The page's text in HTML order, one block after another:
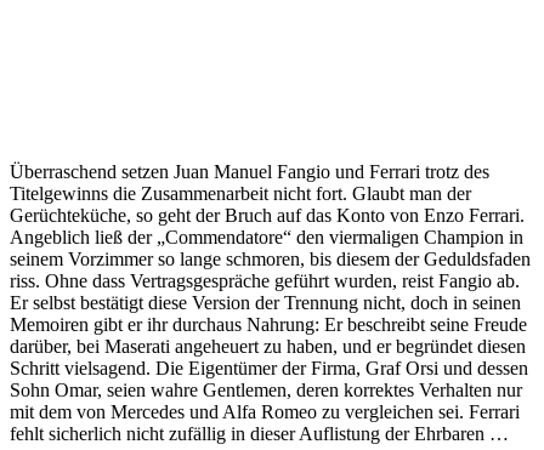
Überraschend setzen Juan Manuel Fangio und Ferrari trotz des
Titelgewinns die Zusammenarbeit nicht fort. Glaubt man der
Gerüchteküche, so geht der Bruch auf das Konto von Enzo Ferrari.
Angeblich ließ der „Commendatore“ den viermaligen Champion in
seinem Vorzimmer so lange schmoren, bis diesem der Geduldsfaden
riss. Ohne dass Vertragsgespräche geführt wurden, reist Fangio ab.
Er selbst bestätigt diese Version der Trennung nicht, doch in seinen
Memoiren gibt er ihr durchaus Nahrung: Er beschreibt seine Freude
darüber, bei Maserati angeheuert zu haben, und er begründet diesen
Schritt vielsagend. Die Eigentümer der Firma, Graf Orsi und dessen
Sohn Omar, seien wahre Gentlemen, deren korrektes Verhalten nur
mit dem von Mercedes und Alfa Romeo zu vergleichen sei. Ferrari
fehlt sicherlich nicht zufällig in dieser Auflistung der Ehrbaren …